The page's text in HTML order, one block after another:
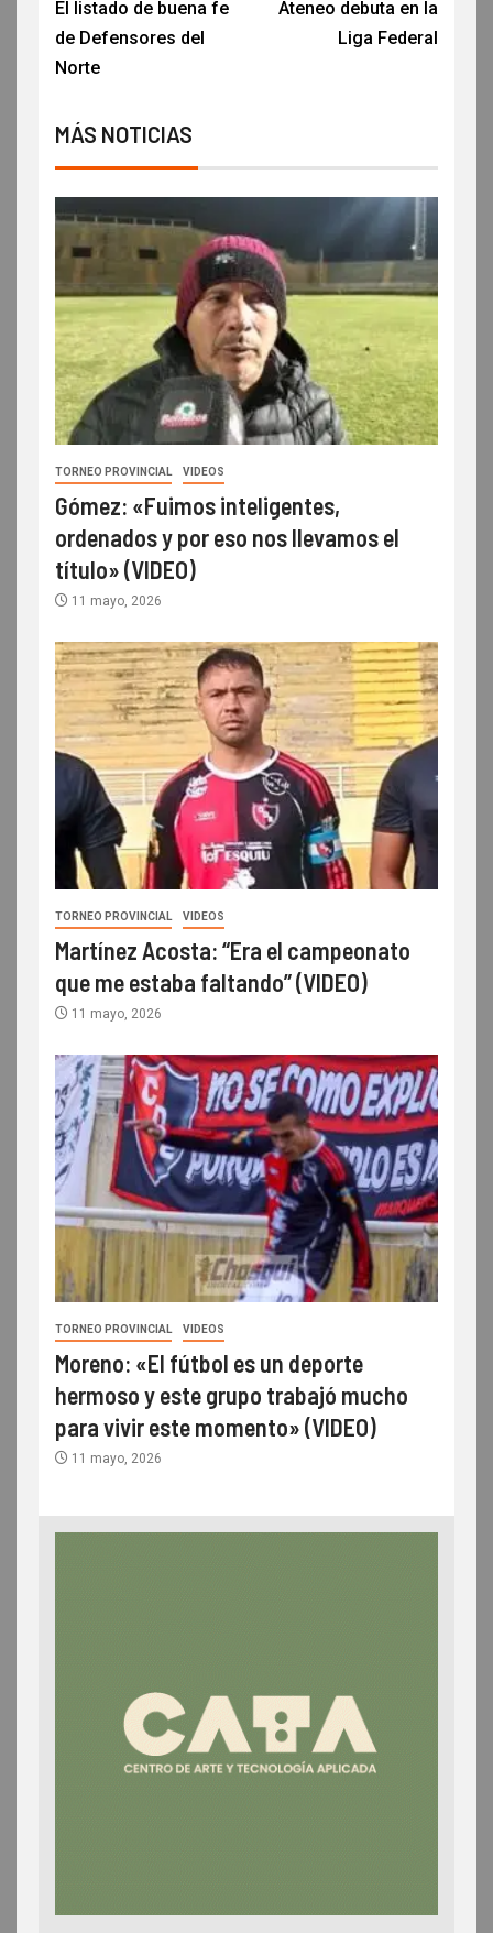
El listado de buena fe
de Defensores del
Norte
Ateneo debuta en la
Liga Federal
MÁS NOTICIAS
TORNEO PROVINCIAL VIDEOS
Gómez: «Fuimos inteligentes,
ordenados y por eso nos llevamos el
título» (VIDEO)
11 mayo, 2026
TORNEO PROVINCIAL VIDEOS
Martínez Acosta: “Era el campeonato
que me estaba faltando” (VIDEO)
11 mayo, 2026
TORNEO PROVINCIAL VIDEOS
Moreno: «El fútbol es un deporte
hermoso y este grupo trabajó mucho
para vivir este momento» (VIDEO)
11 mayo, 2026